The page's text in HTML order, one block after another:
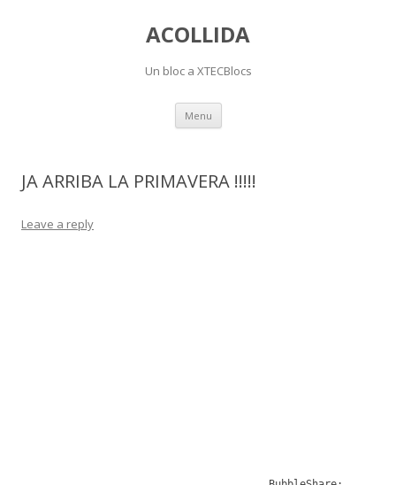
ACOLLIDA
Un bloc a XTECBlocs
Menu Skip
content
JA ARRIBA LA PRIMAVERA !!!!!
Leave a reply